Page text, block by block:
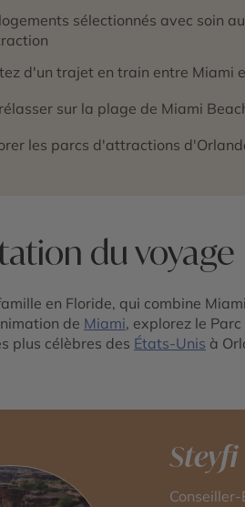
sélectionnés avec soin
d'un trajet en train entre Miami
sur la plage de Miami
les parcs d'attractions
du voyage
en Floride, qui combine
de Miami, explorez le
plus célèbres des États-Unis à
Steyfi